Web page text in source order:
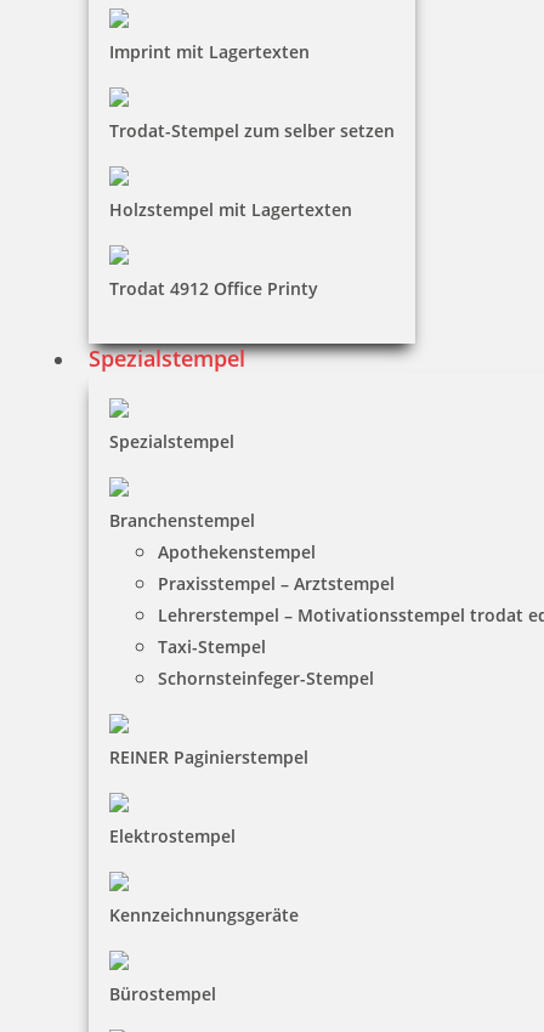
Imprint mit Lagertexten
Trodat-Stempel zum selber setzen
Holzstempel mit Lagertexten
Trodat 4912 Office Printy
Spezialstempel
Spezialstempel
Branchenstempel
Apothekenstempel
Praxisstempel – Arztstempel
Lehrerstempel – Motivationsstempel trodat
Taxi-Stempel
Schornsteinfeger-Stempel
REINER Paginierstempel
Elektrostempel
Kennzeichnungsgeräte
Bürostempel
Jetzt gestalten
Colop Printer 15 Textstempel 69x10 mm
23,91 €
Jetzt gestalten
Colop Printer 25 Textstempel 75x15 mm
34,33 €